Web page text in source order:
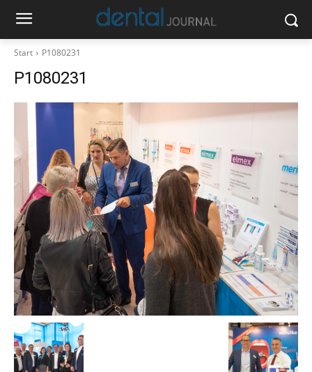
Start P1080231
P1080231